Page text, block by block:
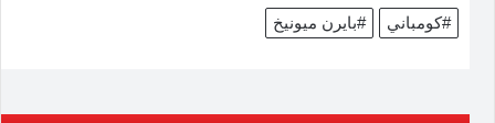
#بايرن ميونيخ #كومباني